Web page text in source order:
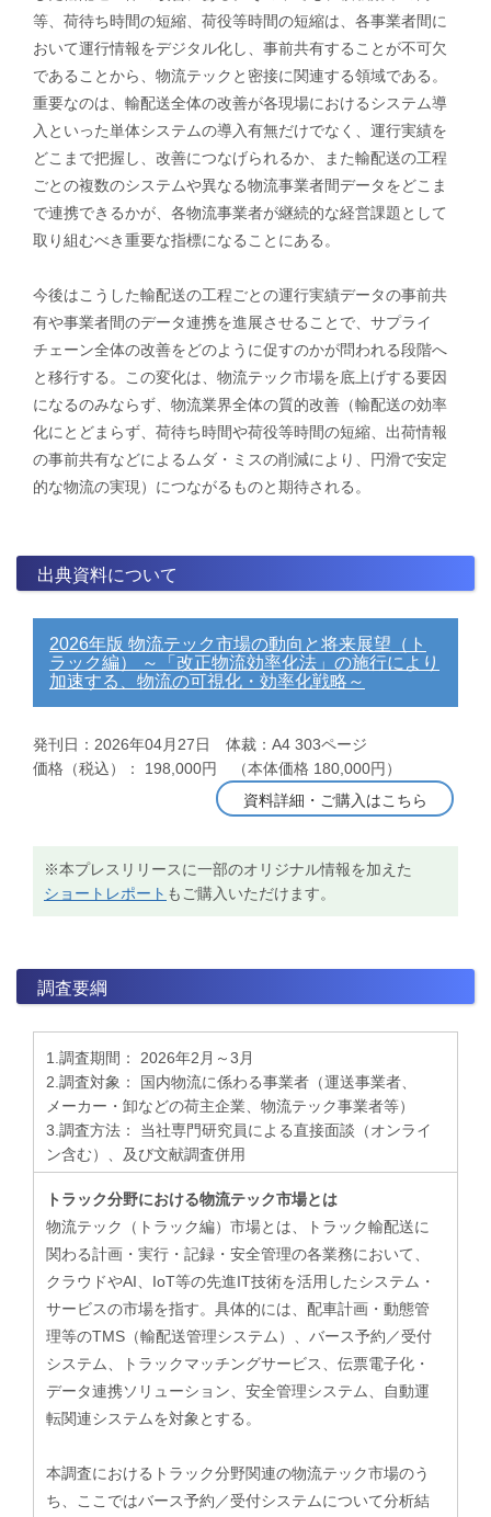
等、荷待ち時間の短縮、荷役等時間の短縮は、各事業者間に
おいて運行情報をデジタル化し、事前共有することが不可欠
であることから、物流テックと密接に関連する領域である。
重要なのは、輸配送全体の改善が各現場におけるシステム導
入といった単体システムの導入有無だけでなく、運行実績を
どこまで把握し、改善につなげられるか、また輸配送の工程
ごとの複数のシステムや異なる物流事業者間データをどこま
で連携できるかが、各物流事業者が継続的な経営課題として
取り組むべき重要な指標になることにある。
今後はこうした輸配送の工程ごとの運行実績データの事前共
有や事業者間のデータ連携を進展させることで、サプライ
チェーン全体の改善をどのように促すのかが問われる段階へ
と移行する。この変化は、物流テック市場を底上げする要因
になるのみならず、物流業界全体の質的改善（輸配送の効率
化にとどまらず、荷待ち時間や荷役等時間の短縮、出荷情報
の事前共有などによるムダ・ミスの削減により、円滑で安定
的な物流の実現）につながるものと期待される。
出典資料について
2026年版 物流テック市場の動向と将来展望（ト
ラック編） ～「改正物流効率化法」の施行により
加速する、物流の可視化・効率化戦略～
発刊日：2026年04月27日 体裁：A4 303ページ
価格（税込）： 198,000円 （本体価格 180,000円）
資料詳細・ご購入はこちら
※本プレスリリースに一部のオリジナル情報を加えた
ショートレポート もご購入いただけます。
調査要綱
1.調査期間： 2026年2月～3月
2.調査対象： 国内物流に係わる事業者（運送事業者、
メーカー・卸などの荷主企業、物流テック事業者等）
3.調査方法： 当社専門研究員による直接面談（オンライ
ン含む）、及び文献調査併用
トラック分野における物流テック市場とは
物流テック（トラック編）市場とは、トラック輸配送に
関わる計画・実行・記録・安全管理の各業務において、
クラウドやAI、IoT等の先進IT技術を活用したシステム・
サービスの市場を指す。具体的には、配車計画・動態管
理等のTMS（輸配送管理システム）、バース予約／受付
システム、トラックマッチングサービス、伝票電子化・
データ連携ソリューション、安全管理システム、自動運
転関連システムを対象とする。
​本調査におけるトラック分野関連の物流テック市場のう
ち、ここではバース予約／受付システムについて分析結